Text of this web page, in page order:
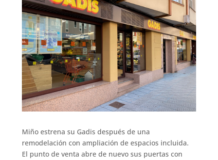
Miño estrena su Gadis después de una
remodelación con ampliación de espacios incluida.
El punto de venta abre de nuevo sus puertas con